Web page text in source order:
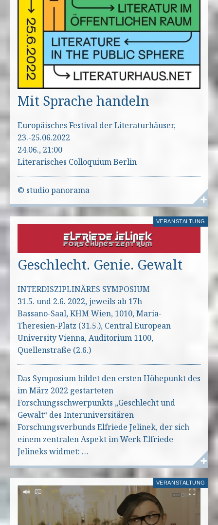
Mit Sprache handeln
Europäisches Festival der Literaturhäuser,
23.-25.06.2022
24.06., 21:00
Literarisches Colloquium Berlin
© studio panorama
VERANSTALTUNG
Geschlecht. Genie. Gewalt
INTERDISZIPLINÄRES SYMPOSIUM
31.5. und 2.6. 2022, jeweils ab 17h
Bassano-Saal, KHM Wien, 1010, Maria-
Theresien-Platz (31.5.), Central European
University Vienna, Auditorium 1100,
Quellenstraße (2.6.)
Das Symposium bildet den ersten Höhepunkt des
im März 2022 gestarteten
Forschungsschwerpunkts „Geschlecht und
Gewalt“ des Interuniversitären
Forschungsverbunds Elfriede Jelinek, der sich
einem zentralen Aspekt im Werk Elfriede
Jelineks widmet: …
VERANSTALTUNG